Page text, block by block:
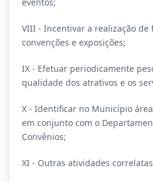
VIII - Incentivar a realização de
convenções e exposições;
IX - Efetuar periodicamente
qualidade dos atrativos e os
X - Identificar no Município
em conjunto com o
Convênios;
XI - Outras atividades